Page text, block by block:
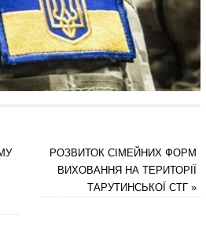
РОЗВИТОК СІМЕЙНИХ ФОРМ
ВИХОВАННЯ НА ТЕРИТОРІЇ
ТАРУТИНСЬКОЇ СТГ»